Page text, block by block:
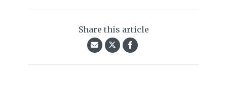
Share this article